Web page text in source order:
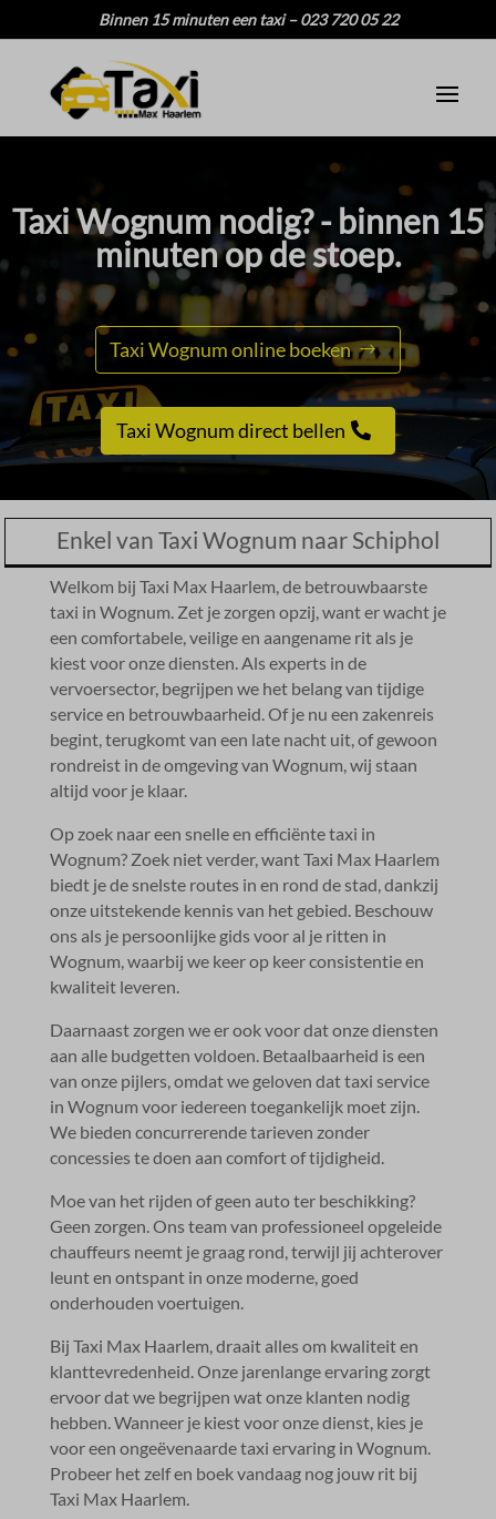
Binnen 15 minuten een taxi – 023 720 05 22
Taxi Wognum nodig? - binnen 15
minuten op de stoep.
Taxi Wognum online boeken
Taxi Wognum direct bellen
Enkel van Taxi Wognum naar Schiphol
Welkom bij Taxi Max Haarlem, de betrouwbaarste
taxi in Wognum.​ Zet je zorgen opzij, want er wacht je
een comfortabele, veilige en aangename rit als je
kiest voor onze diensten.​ Als experts in de
vervoersector, begrijpen we het belang van tijdige
service en betrouwbaarheid.​ Of je nu een zakenreis
begint, terugkomt van een late nacht uit, of gewoon
rondreist in de omgeving van Wognum, wij staan
altijd voor je klaar.​
Op zoek naar een snelle en efficiënte taxi in
Wognum? Zoek niet verder, want Taxi Max Haarlem
biedt je de snelste routes in en rond de stad, dankzij
onze uitstekende kennis van het gebied.​ Beschouw
ons als je persoonlijke gids voor al je ritten in
Wognum, waarbij we keer op keer consistentie en
kwaliteit leveren.​
Daarnaast zorgen we er ook voor dat onze diensten
aan alle budgetten voldoen.​ Betaalbaarheid is een
van onze pijlers, omdat we geloven dat taxi service
in Wognum voor iedereen toegankelijk moet zijn.​
We bieden concurrerende tarieven zonder
concessies te doen aan comfort of tijdigheid.​
Moe van het rijden of geen auto ter beschikking?
Geen zorgen.​ Ons team van professioneel opgeleide
chauffeurs neemt je graag rond, terwijl jij achterover
leunt en ontspant in onze moderne, goed
onderhouden voertuigen.​
Bij Taxi Max Haarlem, draait alles om kwaliteit en
klanttevredenheid.​ Onze jarenlange ervaring zorgt
ervoor dat we begrijpen wat onze klanten nodig
hebben.​ Wanneer je kiest voor onze dienst, kies je
voor een ongeëvenaarde taxi ervaring in Wognum.​
Probeer het zelf en boek vandaag nog jouw rit bij
Taxi Max Haarlem.​